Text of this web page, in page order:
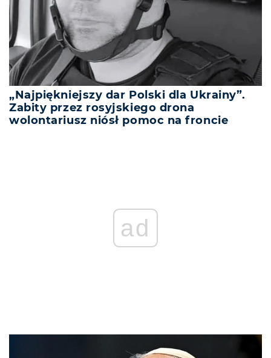
„Najpiękniejszy dar Polski dla Ukrainy”.
Zabity przez rosyjskiego drona
wolontariusz niósł pomoc na froncie
ad